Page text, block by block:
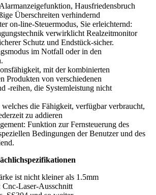
Hausfriedensbruch
Überschreiten verhindernd
on-line-Steuermodus, Sie erleichternd:
verwirklicht Realzeitmonitor
Schutz und Endstück-sicher.
im Notfall oder in den
mit der kombinierten
Produkten von verschiedenen
-reihen, die Systemleistung nicht
welches die Fähigkeit, verfügbar verbraucht,
zu addieren
Funktion zur Fernsteuerung des
Bedingungen der Benutzer und des
ist nicht kleiner als 1.5mm
Laser-Ausschnitt